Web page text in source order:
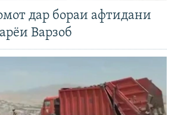
дар бораи афтидани
Варзоб